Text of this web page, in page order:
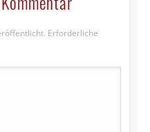
Erforderliche